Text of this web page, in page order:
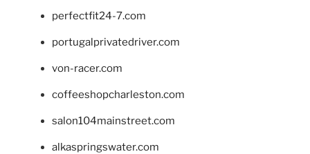
perfectfit24-7.com
portugalprivatedriver.com
von-racer.com
coffeeshopcharleston.com
salon104mainstreet.com
alkaspringswater.com